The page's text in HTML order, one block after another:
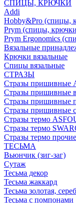
СПИЦЫ, КРЮЧКИ
Addi
Hobby&Pro (спицы,
Prym (спицы,
Prym Ergonomics
Вязальные
Крючки вязальные
Спицы вязальные
СТРАЗЫ
Стразы пришивные
Стразы пришивные
Стразы пришивные
Стразы пришивные
Стразы термо
Стразы термо
Стразы термо прочие
ТЕСЬМА
Вьюнчик (зиг-заг)
Сутаж
Тесьма декор
Тесьма жаккард
Тесьма золотая,
Тесьма с помпонами